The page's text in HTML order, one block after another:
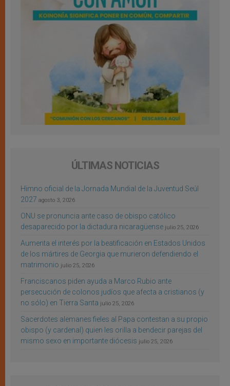
ÚLTIMAS NOTICIAS
Himno oficial de la Jornada Mundial de la Juventud Seúl
2027 agosto 3, 2026
ONU se pronuncia ante caso de obispo católico
desaparecido por la dictadura nicaragüense julio 25, 2026
Aumenta el interés por la beatificación en Estados Unidos
de los mártires de Georgia que murieron defendiendo el
matrimonio julio 25, 2026
Franciscanos piden ayuda a Marco Rubio ante
persecución de colonos judíos que afecta a cristianos (y
no sólo) en Tierra Santa julio 25, 2026
Sacerdotes alemanes fieles al Papa contestan a su propio
obispo (y cardenal) quien les orilla a bendecir parejas del
mismo sexo en importante diócesis julio 25, 2026